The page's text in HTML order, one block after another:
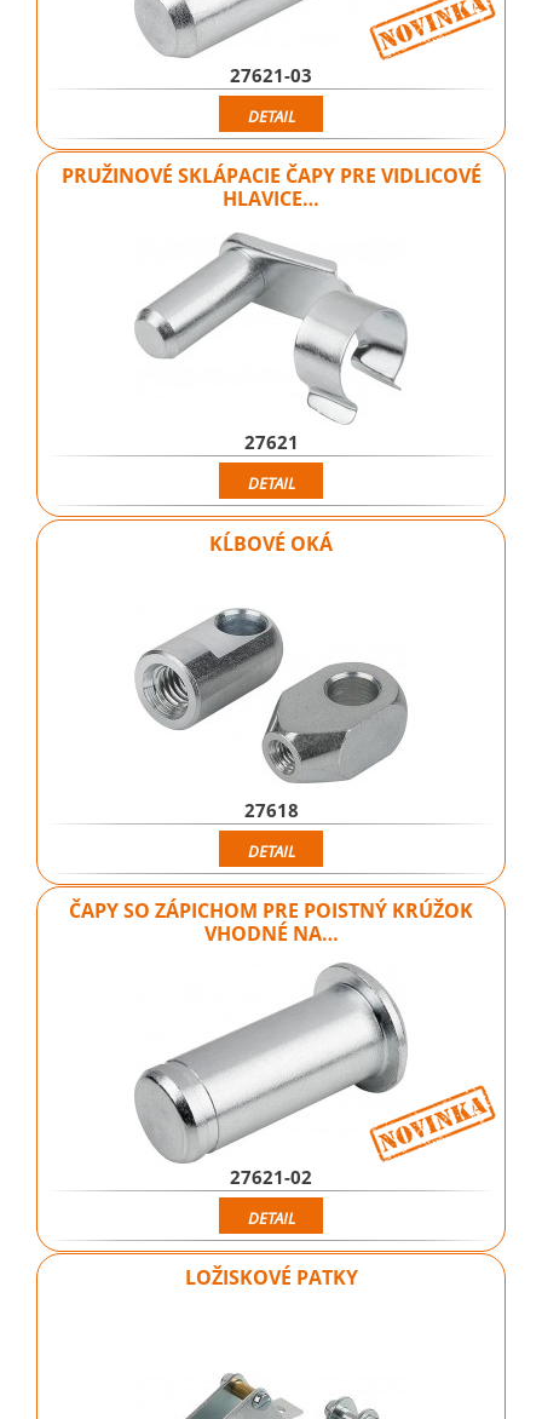
27621-03
DETAIL
PRUŽINOVÉ SKLÁPACIE ČAPY PRE VIDLICOVÉ
HLAVICE…
27621
DETAIL
KĹBOVÉ OKÁ
27618
DETAIL
ČAPY SO ZÁPICHOM PRE POISTNÝ KRÚŽOK
VHODNÉ NA…
27621-02
DETAIL
LOŽISKOVÉ PATKY